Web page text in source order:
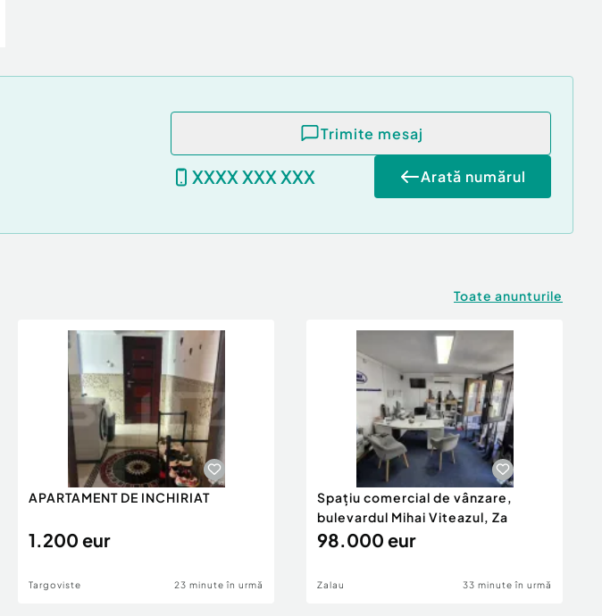
Trimite mesaj
XXXX XXX XXX Arată numărul
Toate anunturile
APARTAMENT DE INCHIRIAT
1.200 eur
Targoviste 23 minute în urmă
Spațiu comercial de vânzare,
bulevardul Mihai Viteazul, Za
98.000 eur
Zalau 33 minute în urmă